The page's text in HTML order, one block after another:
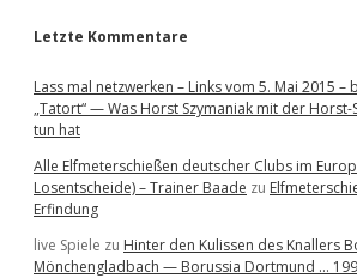
Letzte Kommentare
Lass mal netzwerken – Links vom 5. Mai 2015
„Tatort“ — Was Horst Szymaniak mit der Horst-
tun hat
Alle Elfmeterschießen deutscher Clubs im
Losentscheide) – Trainer Baade zu
Erfindung
live Spiele zu Hinter den Kulissen des Knallers
Mönchengladbach — Borussia Dortmund …